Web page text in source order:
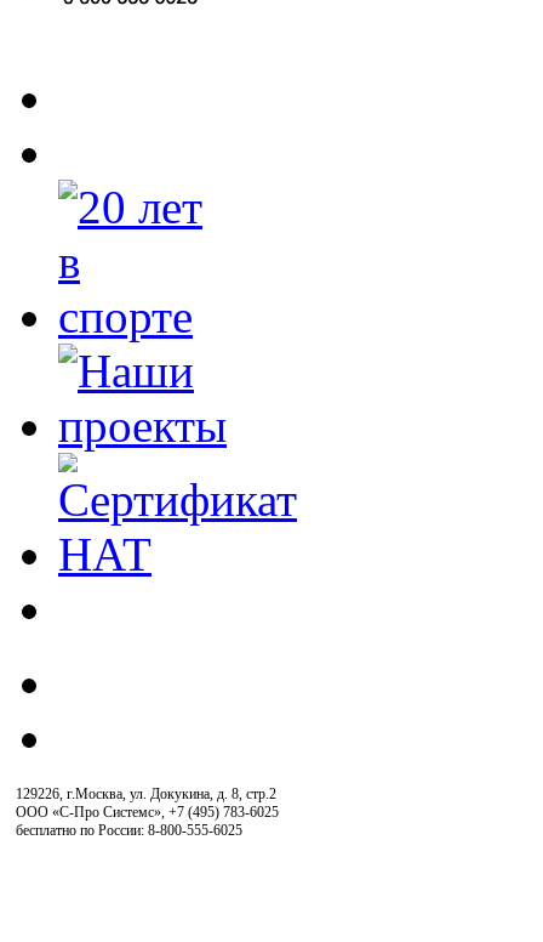
129226, г.Москва, ул. Докукина, д. 8, стр.2
ООО «С-Про Системс», +7 (495) 783-6025
бесплатно по России: 8-800-555-6025